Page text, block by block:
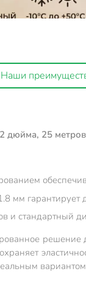
Наши
25
мм
и стандартный
решение